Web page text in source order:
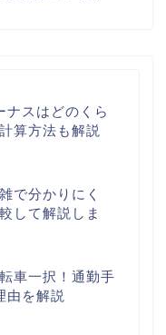
ナスはどのくら
算方法も解説
で分かりにく
して解説しま
車一択！通勤手
由を解説